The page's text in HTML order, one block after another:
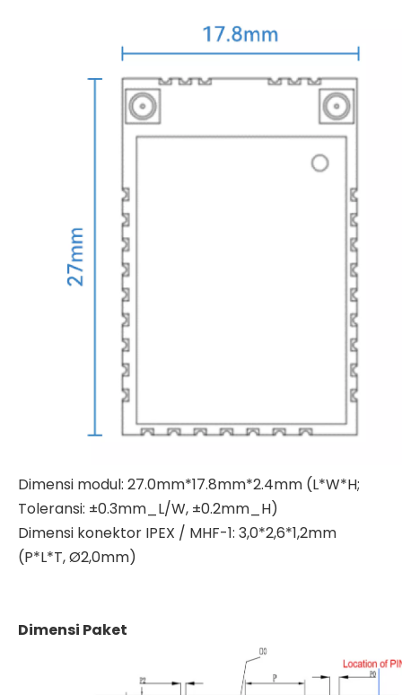
Dimensi modul: 27.0mm*17.8mm*2.4mm (L*W*H;
Toleransi: ±0.3mm_L/W, ±0.2mm_H)
Dimensi konektor IPEX / MHF-1: 3,0*2,6*1,2mm
(P*L*T, Ø2,0mm)
Dimensi Paket